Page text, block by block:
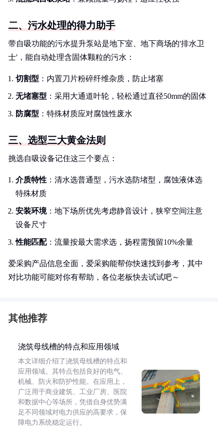
二、污水处理的得力助手
带自吸功能的污水提升泵站是地下室、地下商场的'排水卫
士'，能自动处理含固体颗粒的污水：
切割型 ：内置刀片粉碎纤维杂质，防止堵塞
无堵塞型 ：采用大通道叶轮，轻松通过直径50mm的固体
防腐型 ：特殊材质应对腐蚀性废水
三、选型三大黄金法则
挑选自吸设备记住这三个要点：
介质特性 ：清水选普通型，污水选防堵型，腐蚀液体选
特殊材质
安装环境：地下场所优先考虑静音设计，狭窄空间注意
设备尺寸
性能匹配：流量按最大需求选，扬程需预留10%余量
爱采购产品信息全面，爱采购能帮你快速找到参考，其中
对比功能可能对你有帮助，各位老板快去试试吧～
其他推荐
浇筑母线槽的特点和应用领域
本文详细介绍了浇筑母线槽的特点和
应用领域。其特点包括良好的电气、
机械、防火和防护性能。在应用上，
广泛用于商业建筑、工业厂房、医院
和数据中心等场所，凭借自身优势满
足不同领域对电力供应的高要求，保
障电力系统稳定运行。